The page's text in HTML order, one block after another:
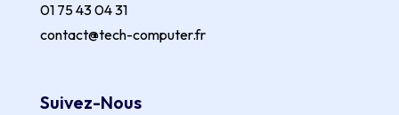
01 75 43 04 31
contact@tech-computer.fr
Suivez-Nous